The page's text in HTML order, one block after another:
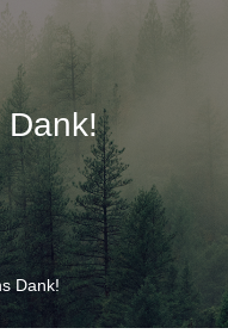
Dank!
Dank!